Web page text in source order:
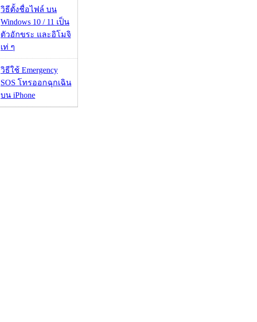
วิธีตั้งชื่อไฟล์ บน
Windows 10 / 11 เป็น
ตัวอักขระ และอิโมจิ
เท่ ๆ
วิธีใช้ Emergency
SOS โทรออกฉุกเฉิน
บน iPhone